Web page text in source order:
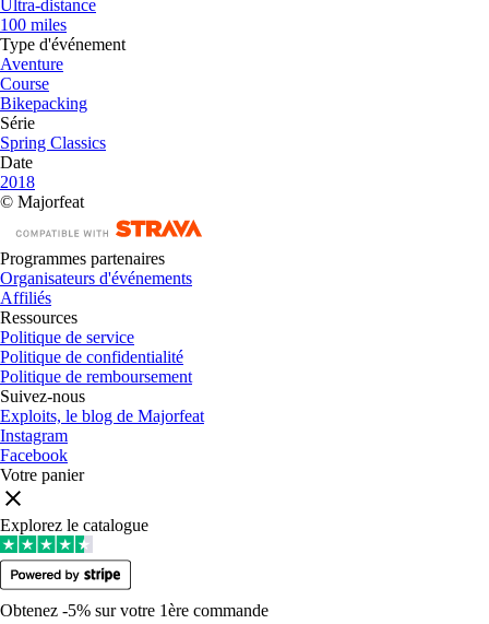
Ultra-distance
100 miles
Type d'événement
Aventure
Course
Bikepacking
Série
Spring Classics
Date
2018
© Majorfeat
Programmes partenaires
Organisateurs d'événements
Affiliés
Ressources
Politique de service
Politique de confidentialité
Politique de remboursement
Suivez-nous
Exploits, le blog de Majorfeat
Instagram
Facebook
Votre panier
Explorez le catalogue
Obtenez -5% sur votre 1ère commande